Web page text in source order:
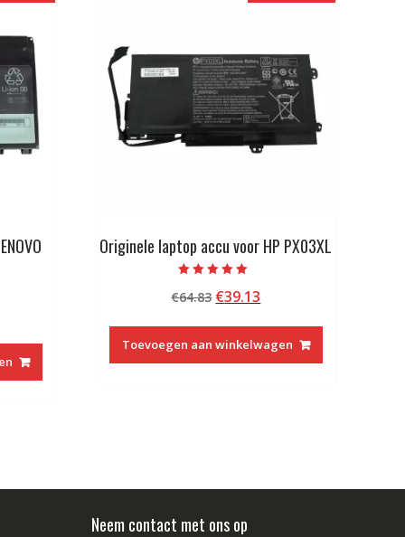
Originele laptop accu voor HP PX03XL
5.00
van 5
€64.83 Oorspronkelijke
was:
€64.83.
€39.13
€39.13.
Toevoegen aan winkelwagen
Neem contact met ons op